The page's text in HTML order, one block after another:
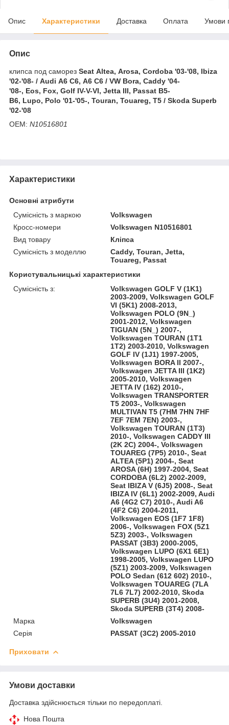
Опис Характеристики Доставка Оплата Умови
Опис
клипса под саморез Seat Altea, Arosa, Cordoba '03-'08, Ibiza
'02-'08- / Audi A6 C6, A6 C6 / VW Bora, Caddy '04-
'08-, Eos, Fox, Golf IV-V-VI, Jetta III, Passat B5-
B6, Lupo, Polo '01-'05-, Touran, Touareg, T5 / Skoda Superb
'02-'08
OEM: N10516801
Характеристики
Основні атрибути
Сумісність з маркою
Volkswagen
Кросс-номери
Volkswagen N10516801
Вид товару
Кліпса
Сумісність з моделлю
Caddy, Touran, Jetta,
Touareg, Passat
Користувальницькі характеристики
Сумісність з:
Volkswagen GOLF V (1K1)
2003-2009, Volkswagen GOLF
VI (5K1) 2008-2013,
Volkswagen POLO (9N_)
2001-2012, Volkswagen
TIGUAN (5N_) 2007-,
Volkswagen TOURAN (1T1
1T2) 2003-2010, Volkswagen
GOLF IV (1J1) 1997-2005,
Volkswagen BORA II 2007-,
Volkswagen JETTA III (1K2)
2005-2010, Volkswagen
JETTA IV (162) 2010-,
Volkswagen TRANSPORTER
T5 2003-, Volkswagen
MULTIVAN T5 (7HM 7HN 7HF
7EF 7EM 7EN) 2003-,
Volkswagen TOURAN (1T3)
2010-, Volkswagen CADDY III
(2K 2C) 2004-, Volkswagen
TOUAREG (7P5) 2010-, Seat
ALTEA (5P1) 2004-, Seat
AROSA (6H) 1997-2004, Seat
CORDOBA (6L2) 2002-2009,
Seat IBIZA V (6J5) 2008-, Seat
IBIZA IV (6L1) 2002-2009, Audi
A6 (4G2 C7) 2010-, Audi A6
(4F2 C6) 2004-2011,
Volkswagen EOS (1F7 1F8)
2006-, Volkswagen FOX (5Z1
5Z3) 2003-, Volkswagen
PASSAT (3B3) 2000-2005,
Volkswagen LUPO (6X1 6E1)
1998-2005, Volkswagen LUPO
(5Z1) 2003-2009, Volkswagen
POLO Sedan (612 602) 2010-,
Volkswagen TOUAREG (7LA
7L6 7L7) 2002-2010, Skoda
SUPERB (3U4) 2001-2008,
Skoda SUPERB (3T4) 2008-
Марка
Volkswagen
Серія
PASSAT (3C2) 2005-2010
Приховати
Умови доставки
Доставка здійснюється тільки по передоплаті.
Нова Пошта